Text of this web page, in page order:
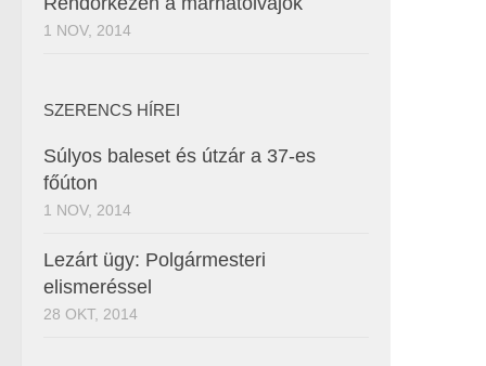
1 NOV, 2014
SZERENCS HÍREI
Súlyos baleset és útzár a 37-es
főúton
1 NOV, 2014
Lezárt ügy: Polgármesteri
elismeréssel
28 OKT, 2014